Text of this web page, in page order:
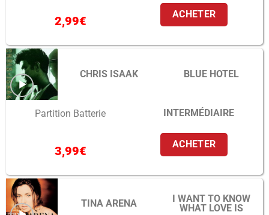
2,99€ ACHETER
CHRIS ISAAK BLUE HOTEL
Partition Batterie INTERMÉDIAIRE
3,99€ ACHETER
TINA ARENA
I WANT TO KNOW
WHAT LOVE IS